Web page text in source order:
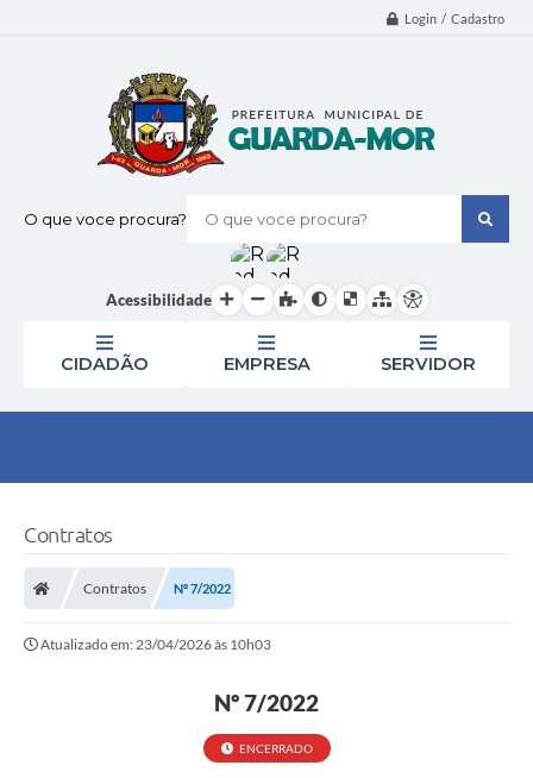
Login / Cadastro
O que voce procura?
Acessibilidade
CIDADÃO EMPRESA SERVIDOR
Contratos
Contratos Nº 7/2022
Atualizado em: 23/04/2026 às 10h03
Nº 7/2022
ENCERRADO